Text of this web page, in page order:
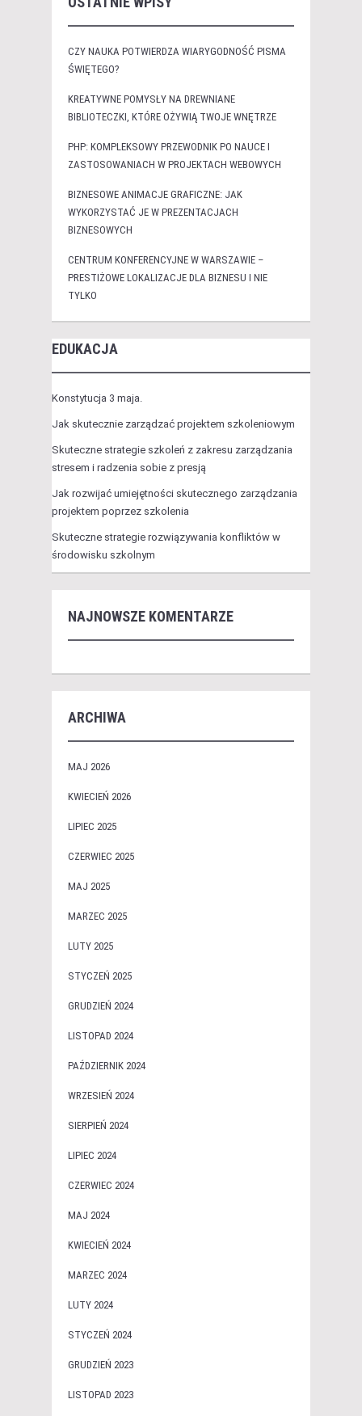
CZY NAUKA POTWIERDZA WIARYGODNOŚĆ PISMA
ŚWIĘTEGO?
KREATYWNE POMYSŁY NA DREWNIANE
BIBLIOTECZKI, KTÓRE OŻYWIĄ TWOJE WNĘTRZE
PHP: KOMPLEKSOWY PRZEWODNIK PO NAUCE I
ZASTOSOWANIACH W PROJEKTACH WEBOWYCH
BIZNESOWE ANIMACJE GRAFICZNE: JAK
WYKORZYSTAĆ JE W PREZENTACJACH
BIZNESOWYCH
CENTRUM KONFERENCYJNE W WARSZAWIE –
PRESTIŻOWE LOKALIZACJE DLA BIZNESU I NIE
TYLKO
EDUKACJA
Konstytucja 3 maja.
Jak skutecznie zarządzać projektem szkoleniowym
Skuteczne strategie szkoleń z zakresu zarządzania
stresem i radzenia sobie z presją
Jak rozwijać umiejętności skutecznego zarządzania
projektem poprzez szkolenia
Skuteczne strategie rozwiązywania konfliktów w
środowisku szkolnym
NAJNOWSZE KOMENTARZE
ARCHIWA
MAJ 2026
KWIECIEŃ 2026
LIPIEC 2025
CZERWIEC 2025
MAJ 2025
MARZEC 2025
LUTY 2025
STYCZEŃ 2025
GRUDZIEŃ 2024
LISTOPAD 2024
PAŹDZIERNIK 2024
WRZESIEŃ 2024
SIERPIEŃ 2024
LIPIEC 2024
CZERWIEC 2024
MAJ 2024
KWIECIEŃ 2024
MARZEC 2024
LUTY 2024
STYCZEŃ 2024
GRUDZIEŃ 2023
LISTOPAD 2023